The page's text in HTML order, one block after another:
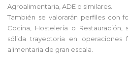
Agroalimentaria, ADE o similares.
También se valorarán perfiles con
Cocina, Hostelería o
sólida trayectoria en operaciones
alimentaria de gran escala.